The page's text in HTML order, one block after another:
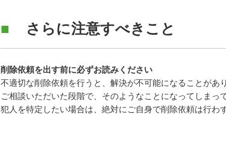
さらに注意すべきこと
削除依頼を出す前に必ずお読みください
不適切な削除依頼を行うと、解決が不可能になることがあ
ご相談いただいた段階で、そのようなことになってしまっ
犯人を特定したい場合は、絶対にご自身で削除依頼は行わ